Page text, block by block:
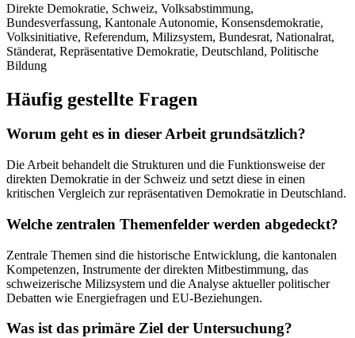
Direkte Demokratie, Schweiz, Volksabstimmung,
Bundesverfassung, Kantonale Autonomie, Konsensdemokratie,
Volksinitiative, Referendum, Milizsystem, Bundesrat, Nationalrat,
Ständerat, Repräsentative Demokratie, Deutschland, Politische
Bildung
Häufig gestellte Fragen
Worum geht es in dieser Arbeit grundsätzlich?
Die Arbeit behandelt die Strukturen und die Funktionsweise der
direkten Demokratie in der Schweiz und setzt diese in einen
kritischen Vergleich zur repräsentativen Demokratie in Deutschland.
Welche zentralen Themenfelder werden abgedeckt?
Zentrale Themen sind die historische Entwicklung, die kantonalen
Kompetenzen, Instrumente der direkten Mitbestimmung, das
schweizerische Milizsystem und die Analyse aktueller politischer
Debatten wie Energiefragen und EU-Beziehungen.
Was ist das primäre Ziel der Untersuchung?